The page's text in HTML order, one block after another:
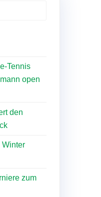
Tennis
open
den
Winter
zum